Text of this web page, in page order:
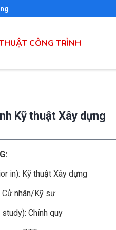
CÔNG TRÌNH
Kỹ thuật Xây dựng
in): Kỹ thuật Xây dựng
Cử nhân/Kỹ sư
Chính quy